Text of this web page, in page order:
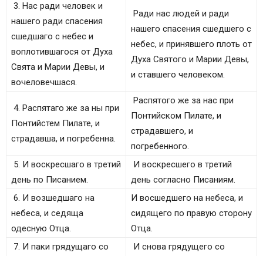
3. Нас ради человек и
нашего ради спасения
сшедшаго с небес и
воплотившагося от Духа
Свята и Марии Девы, и
вочеловечшася.
Ради нас людей и ради
нашего спасения сшедшего с
небес, и принявшего плоть от
Духа Святого и Марии Девы,
и ставшего человеком.
4. Распятаго же за ны при
Понтийстем Пилате, и
страдавша, и погребенна.
Распятого же за нас при
Понтийском Пилате, и
страдавшего, и
погребенного.
5. И воскресшаго в третий
день по Писанием.
И воскресшего в третий
день согласно Писаниям.
6. И возшедшаго на
небеса, и седяща
одесную Отца.
И восшедшего на небеса, и
сидящего по правую сторону
Отца.
7. И паки грядущаго со
И снова грядущего со